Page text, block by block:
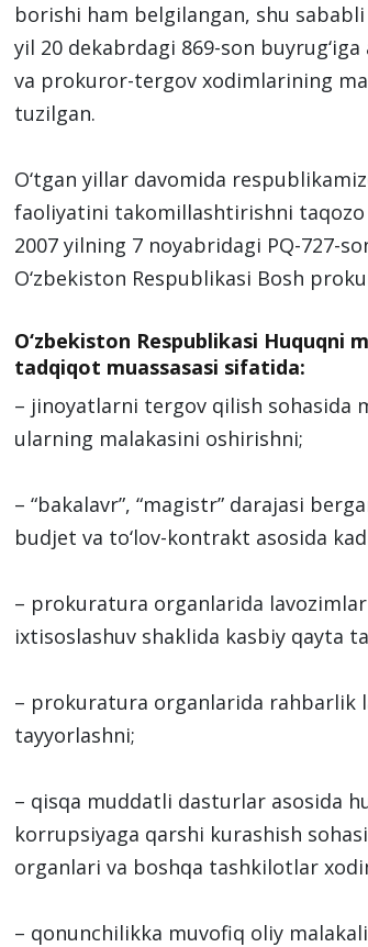
borishi ham belgilangan, shu
yil 20 dekabrdagi 869-son
va prokuror-tergov xodimlarining
tuzilgan.
O‘tgan yillar davomida
faoliyatini takomillashtirishni taqozo
2007 yilning 7 noyabridagi PQ-727-
O‘zbekiston Respublikasi Bosh
O‘zbekiston Respublikasi Huquqni
tadqiqot muassasasi sifatida:
– jinoyatlarni tergov qilish sohasida
ularning malakasini oshirishni;
– “bakalavr”, “magistr” darajasi
budjet va to‘lov-kontrakt asosida
– prokuratura organlarida
ixtisoslashuv shaklida kasbiy qayta
– prokuratura organlarida rahbarlik
tayyorlashni;
– qisqa muddatli dasturlar asosida
korrupsiyaga qarshi kurashish
organlari va boshqa tashkilotlar
– qonunchilikka muvofiq oliy